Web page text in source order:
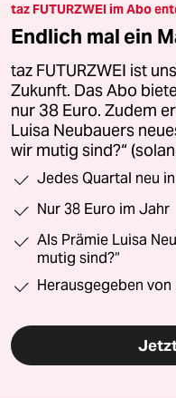
taz FUTURZWEI im Abo
Endlich mal ein
taz FUTURZWEI ist
Zukunft. Das Abo
nur 38 Euro. Zudem
Luisa Neubauers
wir mutig sind?“
Jedes Quartal neu
Nur 38 Euro im Jahr
Als Prämie Luisa
mutig sind?“
Herausgegeben von